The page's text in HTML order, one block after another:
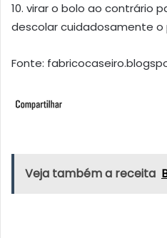
10. virar o bolo ao contrário
descolar cuidadosamente
Fonte:
Veja também a receita